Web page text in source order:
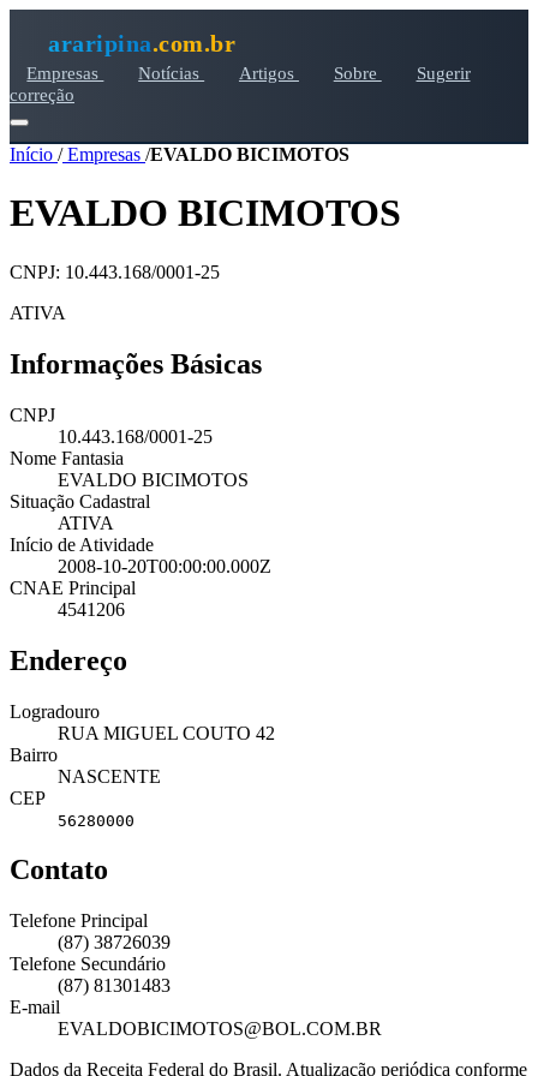
araripina.com.br
Empresas Notícias Artigos Sobre
Sugerir
correção
Início /Empresas /EVALDO BICIMOTOS
EVALDO BICIMOTOS
CNPJ: 10.443.168/0001-25
ATIVA
Informações Básicas
CNPJ
10.443.168/0001-25
Nome Fantasia
EVALDO BICIMOTOS
Situação Cadastral
ATIVA
Início de Atividade
2008-10-20T00:00:00.000Z
CNAE Principal
4541206
Endereço
Logradouro
RUA MIGUEL COUTO 42
Bairro
NASCENTE
CEP
56280000
Contato
Telefone Principal
(87) 38726039
Telefone Secundário
(87) 81301483
E-mail
EVALDOBICIMOTOS@BOL.COM.BR
Dados da Receita Federal do Brasil. Atualização periódica conforme